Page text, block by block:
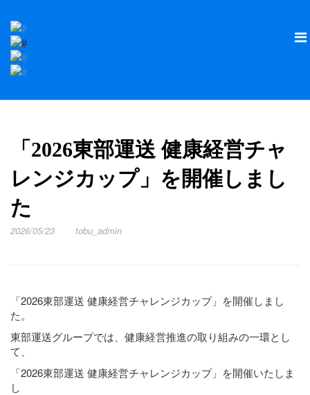
「2026東部運送 健康経営チャ
レンジカップ」を開催しまし
た
2026/05/23 tobu_admin
「2026東部運送 健康経営チャレンジカップ」を開催しまし
た。
東部運送グループでは、健康経営推進の取り組みの一環とし
て、
「2026東部運送 健康経営チャレンジカップ」を開催いたしま
し